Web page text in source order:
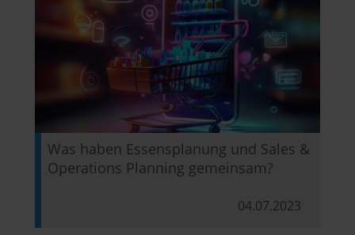
Was haben Essensplanung und Sales &
Operations Planning gemeinsam?
04.07.2023